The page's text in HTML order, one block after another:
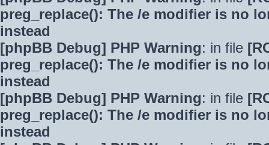
preg_replace(): The /e modifier is no
instead
[phpBB Debug] PHP Warning: in file
preg_replace(): The /e modifier is no
instead
[phpBB Debug] PHP Warning: in file
preg_replace(): The /e modifier is no
instead